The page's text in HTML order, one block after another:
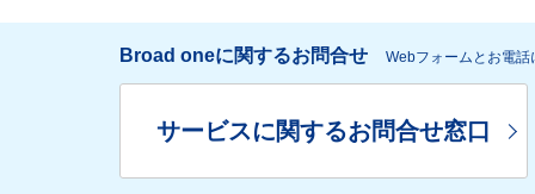
Broad oneに関するお問合せ Webフォームとお電
サービスに関するお問合せ窓口